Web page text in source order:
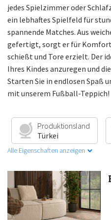
jedes Spielzimmer oder
ein lebhaftes Spielfeld für
spannende Matches. Aus
gefertigt, sorgt er für
schießt und Tore erzielt. Der
Ihres Kindes anzuregen und
Starten Sie in endlosen Spaß
mit unserem Fußball-Teppich!
Produktionsland
Türkei
Alle Eigenschaften anzeigen